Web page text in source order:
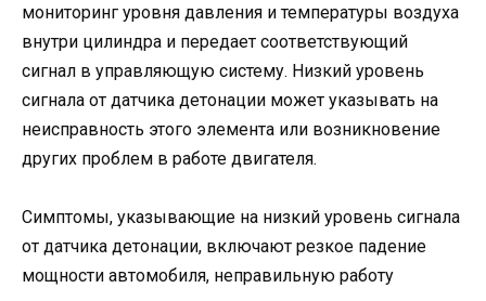
мониторинг уровня давления и температуры воздуха
внутри цилиндра и передает соответствующий
сигнал в управляющую систему. Низкий уровень
сигнала от датчика детонации может указывать на
неисправность этого элемента или возникновение
других проблем в работе двигателя.
Симптомы, указывающие на низкий уровень сигнала
от датчика детонации, включают резкое падение
мощности автомобиля, неправильную работу